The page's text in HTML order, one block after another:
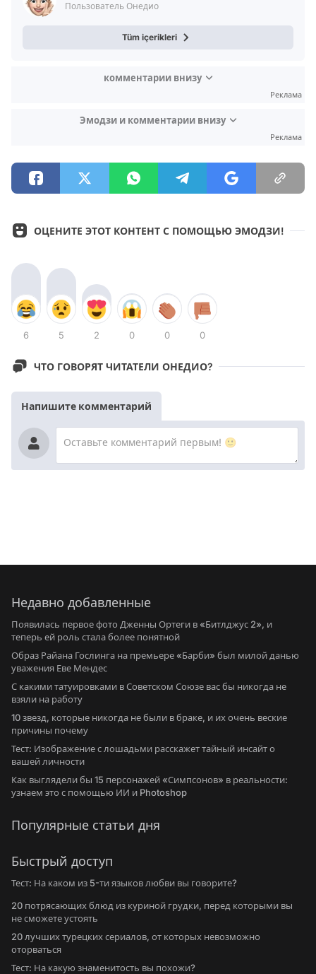
Пользователь Онедио
Tüm içerikleri
комментарии внизу
Реклама
Эмодзи и комментарии внизу
Реклама
ОЦЕНИТЕ ЭТОТ КОНТЕНТ С ПОМОЩЬЮ ЭМОДЗИ!
6 5 2 0 0 0
ЧТО ГОВОРЯТ ЧИТАТЕЛИ ОНЕДИО?
Напишите комментарий
Недавно добавленные
Появилась первое фото Дженны Ортеги в «Битлджус 2», и
теперь ей роль стала более понятной
Образ Райана Гослинга на премьере «Барби» был милой данью
уважения Еве Мендес
С какими татуировками в Советском Союзе вас бы никогда не
взяли на работу
10 звезд, которые никогда не были в браке, и их очень веские
причины почему
Тест: Изображение с лошадьми расскажет тайный инсайт о
вашей личности
Как выглядели бы 15 персонажей «Симпсонов» в реальности:
узнаем это с помощью ИИ и Photoshop
Популярные статьи дня
Быстрый доступ
Тест: На каком из 5-ти языков любви вы говорите?
20 потрясающих блюд из куриной грудки, перед которыми вы
не сможете устоять
20 лучших турецких сериалов, от которых невозможно
оторваться
Тест: На какую знаменитость вы похожи?